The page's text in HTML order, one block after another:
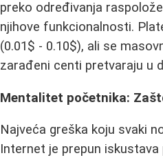
preko određivanja
njihove funkcionalnosti.
(0.01$ - 0.10$), ali se
zarađeni centi pretvaraju u
Mentalitet početnika:
Najveća greška koju svaki
Internet je prepun